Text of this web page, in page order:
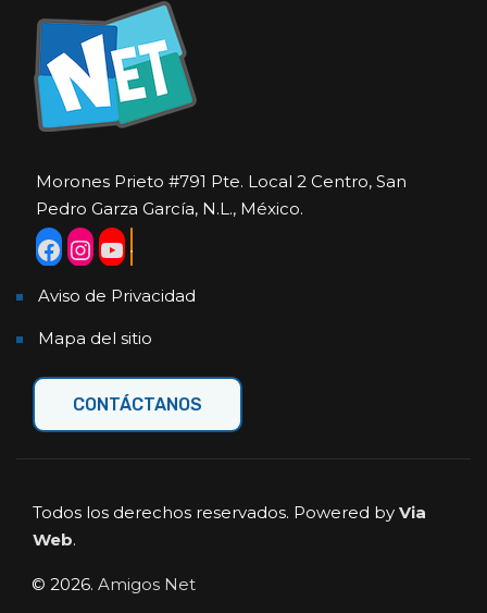
Morones Prieto #791 Pte. Local 2 Centro, San
Pedro Garza García, N.L., México.
Aviso de Privacidad
Mapa del sitio
CONTÁCTANOS
© 2026. Amigos Net
Todos los derechos reservados. Powered by Via
Web.